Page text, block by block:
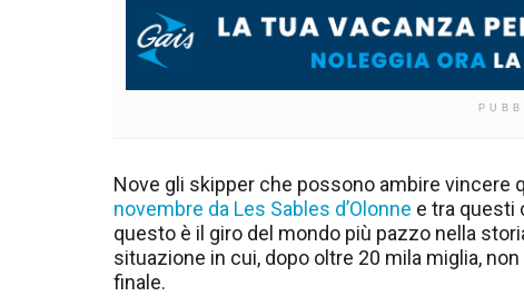
Nove gli skipper che possono ambire vincere
novembre da Les Sables d’Olonne e tra questi
questo è il giro del mondo più pazzo nella
situazione in cui, dopo oltre 20 mila miglia,
finale.